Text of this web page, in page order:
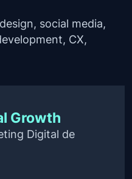
social media,
CX,
Growth
Digital de